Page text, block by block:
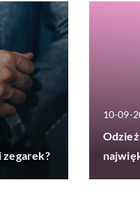
zegarek?
10-09-